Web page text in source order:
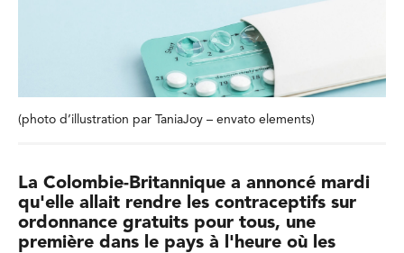
(photo d’illustration par TaniaJoy – envato elements)
La Colombie-Britannique a annoncé mardi
qu'elle allait rendre les contraceptifs sur
ordonnance gratuits pour tous, une
première dans le pays à l'heure où les